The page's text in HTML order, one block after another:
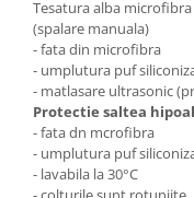
Tesatura alba microfibra
(spalare manuala)
- fata din microfibra
- umplutura puf
- matlasare ultrasonic
Protectie saltea
- fata dn mcrofibra
- umplutura puf
- lavabila la 30°C